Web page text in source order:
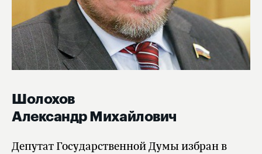
Шолохов
Александр Михайлович
Депутат Государственной Думы избран в